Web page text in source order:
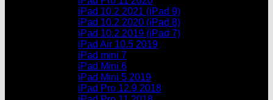
iPad 10.2 2021 (iPad 9)
iPad 10.2 2020 (iPad 8)
iPad 10.2 2019 (iPad 7)
iPad Air 10.5 2019
iPad mini 7
iPad Mini 6
iPad Mini 5 2019
iPad Pro 12.9 2018